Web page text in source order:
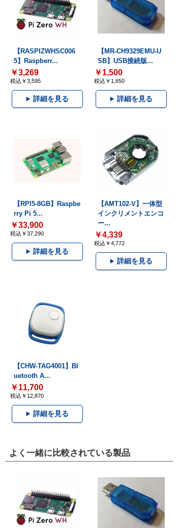
【RASPIZWHSC006
5】Raspberr...
￥3,269
税込￥3,595
詳細を見る
【MR-CH9329EMU-U
SB】USB接続版...
￥1,500
税込￥1,650
詳細を見る
【RPI5-8GB】Raspbe
rry Pi 5...
￥33,900
税込￥37,290
詳細を見る
【AMT102-V】一体型
インクリメントエンコ
ー...
￥4,339
税込￥4,772
詳細を見る
【CHW-TAG4001】Bl
uetooth A...
￥11,700
税込￥12,870
詳細を見る
よく一緒に比較されている製品